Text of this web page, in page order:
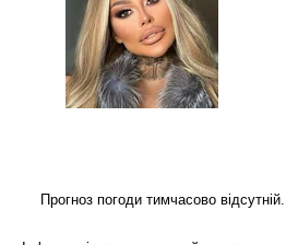
Прогноз погоди тимчасово відсутній.